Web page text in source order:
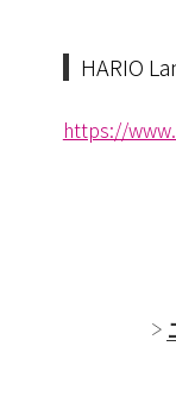
HARIO
https://